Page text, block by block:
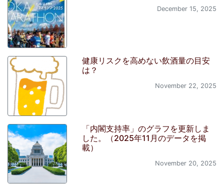
December 15, 2025
健康リスクを高めない飲酒量の目安
は？
November 22, 2025
「内閣支持率」のグラフを更新しま
した。（2025年11月のデータを掲
載）
November 20, 2025